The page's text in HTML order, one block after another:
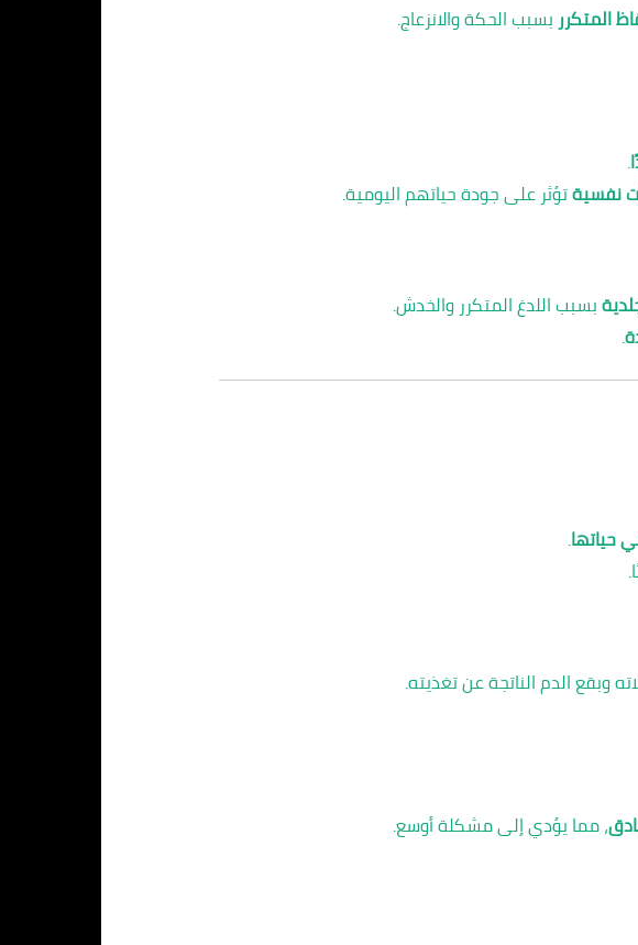
المتكرر بسبب الحكة والانزعاج.
.
نفسيةتؤثر على جودة حياتهم اليومية.
بسبب اللدغ المتكرر والخدش.
.
.
وبقع الدم الناتجة عن تغذيته.
، مما يؤدي إلى مشكلة أوسع.